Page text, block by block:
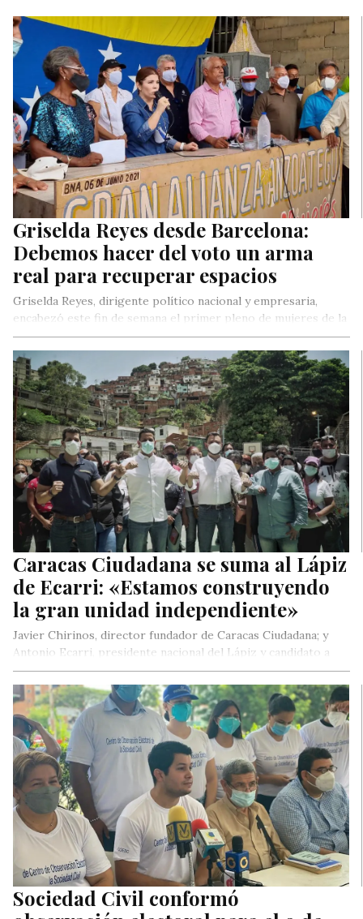
Griselda Reyes desde Barcelona:
Debemos hacer del voto un arma
real para recuperar espacios
Griselda Reyes, dirigente político nacional y empresaria,
encabezó este fin de semana el primer pleno de mujeres de la
Alianza…
Caracas Ciudadana se suma al Lápiz
de Ecarri: «Estamos construyendo
la gran unidad independiente»
Javier Chirinos, director fundador de Caracas Ciudadana; y
Antonio Ecarri, presidente nacional del Lápiz y candidato a
alcalde de Caracas,…
Sociedad Civil conformó